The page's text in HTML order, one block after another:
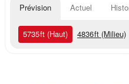
Prévision Actuel
5735ft (Haut) 4836ft (Milieu)